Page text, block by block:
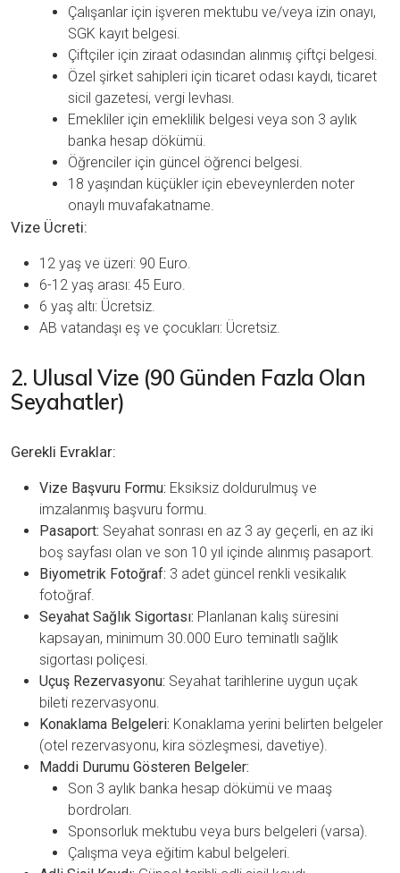
Çalışanlar için işveren mektubu ve/veya izin onayı,
SGK kayıt belgesi.
Çiftçiler için ziraat odasından alınmış çiftçi belgesi.
Özel şirket sahipleri için ticaret odası kaydı, ticaret
sicil gazetesi, vergi levhası.
Emekliler için emeklilik belgesi veya son 3 aylık
banka hesap dökümü.
Öğrenciler için güncel öğrenci belgesi.
18 yaşından küçükler için ebeveynlerden noter
onaylı muvafakatname.
Vize Ücreti:
12 yaş ve üzeri: 90 Euro.
6-12 yaş arası: 45 Euro.
6 yaş altı: Ücretsiz.
AB vatandaşı eş ve çocukları: Ücretsiz.
2. Ulusal Vize (90 Günden Fazla Olan
Seyahatler)
Gerekli Evraklar:
Vize Başvuru Formu: Eksiksiz doldurulmuş ve
imzalanmış başvuru formu.
Pasaport: Seyahat sonrası en az 3 ay geçerli, en az iki
boş sayfası olan ve son 10 yıl içinde alınmış pasaport.
Biyometrik Fotoğraf: 3 adet güncel renkli vesikalık
fotoğraf.
Seyahat Sağlık Sigortası: Planlanan kalış süresini
kapsayan, minimum 30.000 Euro teminatlı sağlık
sigortası poliçesi.
Uçuş Rezervasyonu: Seyahat tarihlerine uygun uçak
bileti rezervasyonu.
Konaklama Belgeleri: Konaklama yerini belirten belgeler
(otel rezervasyonu, kira sözleşmesi, davetiye).
Maddi Durumu Gösteren Belgeler:
Son 3 aylık banka hesap dökümü ve maaş
bordroları.
Sponsorluk mektubu veya burs belgeleri (varsa).
Çalışma veya eğitim kabul belgeleri.